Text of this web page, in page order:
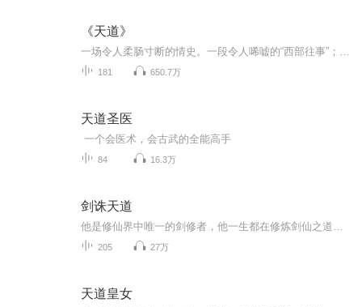
《天道》
181 650.7万
天道圣医
一个会医术，会古武的全能高手
84 16.3万
剑诛天道
205 27万
天道皇女